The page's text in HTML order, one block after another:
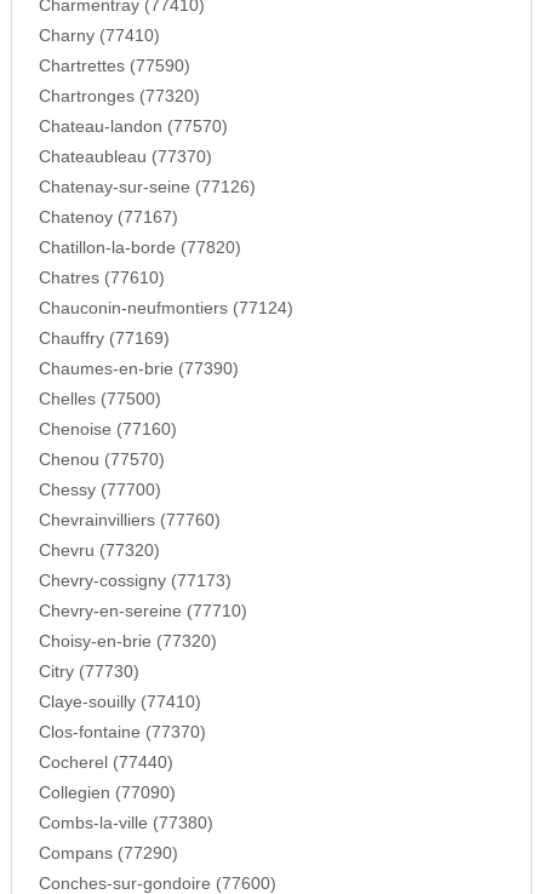
Charmentray (77410)
Charny (77410)
Chartrettes (77590)
Chartronges (77320)
Chateau-landon (77570)
Chateaubleau (77370)
Chatenay-sur-seine (77126)
Chatenoy (77167)
Chatillon-la-borde (77820)
Chatres (77610)
Chauconin-neufmontiers (77124)
Chauffry (77169)
Chaumes-en-brie (77390)
Chelles (77500)
Chenoise (77160)
Chenou (77570)
Chessy (77700)
Chevrainvilliers (77760)
Chevru (77320)
Chevry-cossigny (77173)
Chevry-en-sereine (77710)
Choisy-en-brie (77320)
Citry (77730)
Claye-souilly (77410)
Clos-fontaine (77370)
Cocherel (77440)
Collegien (77090)
Combs-la-ville (77380)
Compans (77290)
Conches-sur-gondoire (77600)